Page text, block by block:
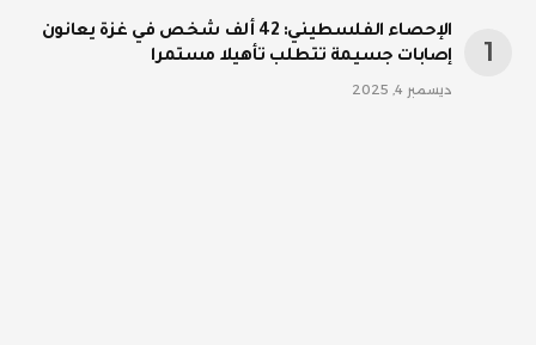
الإحصاء الفلسطيني: 42 ألف شخص في غزة يعانون
إصابات جسيمة تتطلب تأهيلا مستمرا
ديسمبر 4, 2025